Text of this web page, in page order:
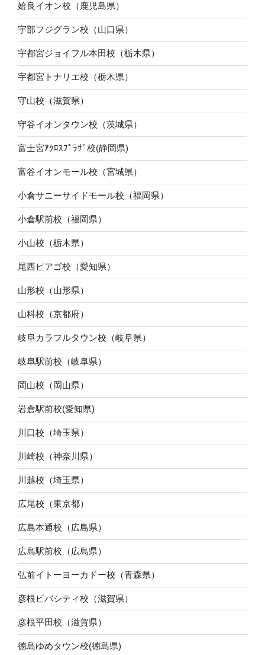
姶良イオン校（鹿児島県）
宇部フジグラン校（山口県）
宇都宮ジョイフル本田校（栃木県）
宇都宮トナリエ校（栃木県）
守山校（滋賀県）
守谷イオンタウン校（茨城県）
富士宮ｱｸﾛｽﾌﾟﾗｻﾞ校(静岡県)
富谷イオンモール校（宮城県）
小倉サニーサイドモール校（福岡県）
小倉駅前校（福岡県）
小山校（栃木県）
尾西ピアゴ校（愛知県）
山形校（山形県）
山科校（京都府）
岐阜カラフルタウン校（岐阜県）
岐阜駅前校（岐阜県）
岡山校（岡山県）
岩倉駅前校(愛知県)
川口校（埼玉県）
川崎校（神奈川県）
川越校（埼玉県）
広尾校（東京都）
広島本通校（広島県）
広島駅前校（広島県）
弘前イトーヨーカドー校（青森県）
彦根ビバシティ校（滋賀県）
彦根平田校（滋賀県）
徳島ゆめタウン校(徳島県)